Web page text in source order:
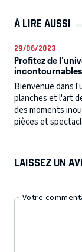
À LIRE AUSSI
29/06/2023
Profitez de
Bienvenue dans
planches et l'art
des moments
pièces et
LAISSEZ UN
Votre